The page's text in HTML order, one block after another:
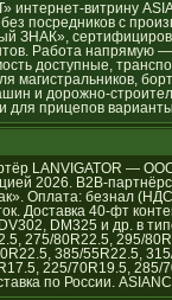
интернет-витрину
посредников с
ЗНАК»,
Работа напрямую
доступные,
магистральников,
и дорожно-
для прицепов варианты.
LANVIGATOR —
2026. B2B-
Оплата: безнал (НДС
Доставка 40-фт
DM325 и др. в
275/80R22.5, 295/
385/55R22.5,
225/70R19.5, 285/
по России.